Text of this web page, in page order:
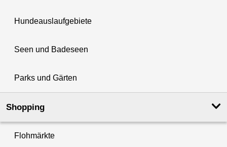
Hundeauslaufgebiete
Seen und Badeseen
Parks und Gärten
Shopping
Flohmärkte